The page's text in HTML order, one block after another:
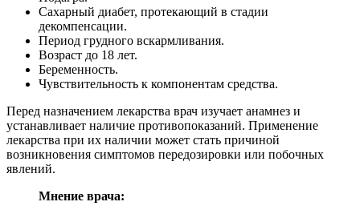
Сахарный диабет, протекающий в стадии
декомпенсации.
Период грудного вскармливания.
Возраст до 18 лет.
Беременность.
Чувствительность к компонентам средства.
Перед назначением лекарства врач изучает анамнез и
устанавливает наличие противопоказаний. Применение
лекарства при их наличии может стать причиной
возникновения симптомов передозировки или побочных
явлений.
Мнение врача: